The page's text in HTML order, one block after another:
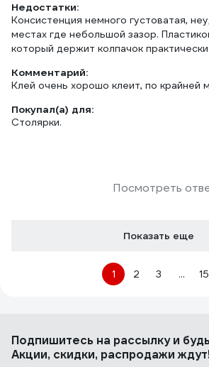
Недостатки:
Консистенция немного густоватая,
местах где небольшой зазор.
который держит колпачок
Комментарий:
Клей очень хорошо клеит, по крайней
Покупал(а) для:
Столярки.
Посмотреть
Показать еще
1 2 3 ... 15
Подпишитесь на рассылкуи
Акции, скидки, распродажи